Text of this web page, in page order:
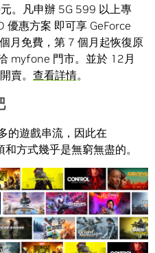
。凡申辦 5G 599 以上專
優惠方案 即可享 GeForce
月免費，第 7 個月起恢復原
myfone 門市。並於 12月
賣。 查看詳情。
的遊戲串流，因此在
方式幾乎是無窮無盡的。